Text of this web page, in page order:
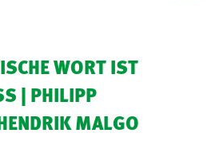
WORT IST
| PHILIPP
MALGO